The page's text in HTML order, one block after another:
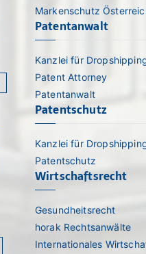
Markenschutz
Patentanwalt
Kanzlei für
Patent Attorney
Patentanwalt
Patentschutz
Kanzlei für
Patentschutz
Wirtschaftsrecht
Gesundheitsrecht
horak Rechtsanwälte
Internationales